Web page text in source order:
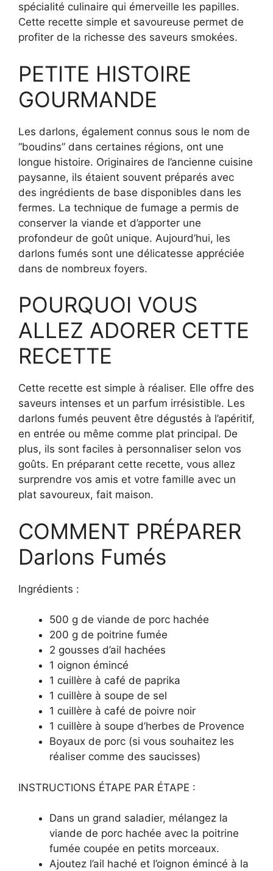
spécialité culinaire qui émerveille les papilles.
Cette recette simple et savoureuse permet de
profiter de la richesse des saveurs smokées.
PETITE HISTOIRE
GOURMANDE
Les darlons, également connus sous le nom de
“boudins” dans certaines régions, ont une
longue histoire. Originaires de l’ancienne cuisine
paysanne, ils étaient souvent préparés avec
des ingrédients de base disponibles dans les
fermes. La technique de fumage a permis de
conserver la viande et d’apporter une
profondeur de goût unique. Aujourd’hui, les
darlons fumés sont une délicatesse appréciée
dans de nombreux foyers.
POURQUOI VOUS
ALLEZ ADORER CETTE
RECETTE
Cette recette est simple à réaliser. Elle offre des
saveurs intenses et un parfum irrésistible. Les
darlons fumés peuvent être dégustés à l’apéritif,
en entrée ou même comme plat principal. De
plus, ils sont faciles à personnaliser selon vos
goûts. En préparant cette recette, vous allez
surprendre vos amis et votre famille avec un
plat savoureux, fait maison.
COMMENT PRÉPARER
Darlons Fumés
Ingrédients :
500 g de viande de porc hachée
200 g de poitrine fumée
2 gousses d’ail hachées
1 oignon émincé
1 cuillère à café de paprika
1 cuillère à soupe de sel
1 cuillère à café de poivre noir
1 cuillère à soupe d’herbes de Provence
Boyaux de porc (si vous souhaitez les
réaliser comme des saucisses)
INSTRUCTIONS ÉTAPE PAR ÉTAPE :
Dans un grand saladier, mélangez la
viande de porc hachée avec la poitrine
fumée coupée en petits morceaux.
Ajoutez l’ail haché et l’oignon émincé à la